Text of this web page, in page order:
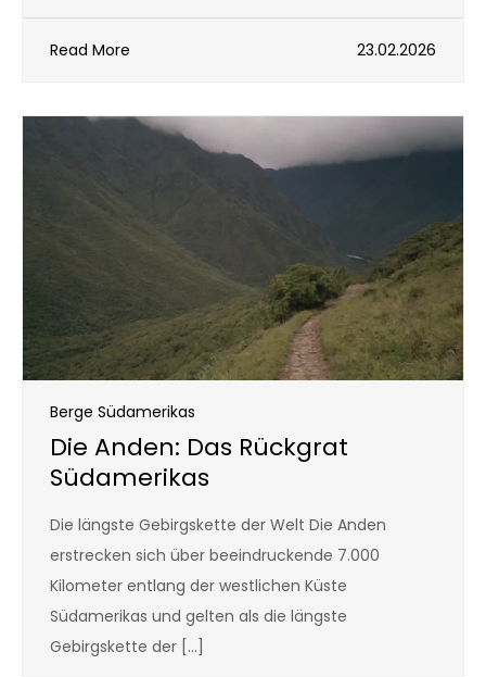
Read More 23.02.2026
Berge Südamerikas
Die Anden: Das Rückgrat
Südamerikas
Die längste Gebirgskette der Welt Die Anden
erstrecken sich über beeindruckende 7.000
Kilometer entlang der westlichen Küste
Südamerikas und gelten als die längste
Gebirgskette der […]